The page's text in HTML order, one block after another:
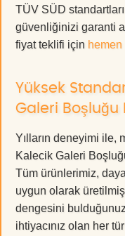
TÜV SÜD
güvenliğinizi garanti
fiyat teklifi için
Yüksek
Galeri Boşluğu
Yılların deneyimi ile,
Kalecik Galeri
Tüm ürünlerimiz,
uygun olarak
dengesini
ihtiyacınız olan her